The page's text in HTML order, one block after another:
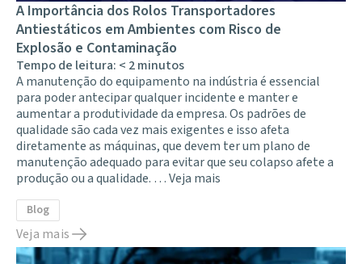
A Importância dos Rolos Transportadores
Antiestáticos em Ambientes com Risco de
Explosão e Contaminação
Tempo de leitura: < 2minutos
A manutenção do equipamento na indústria é essencial
para poder antecipar qualquer incidente e manter e
aumentar a produtividade da empresa. Os padrões de
qualidade são cada vez mais exigentes e isso afeta
diretamente as máquinas, que devem ter um plano de
manutenção adequado para evitar que seu colapso afete a
produção ou a qualidade. …Veja mais
Blog
Veja mais